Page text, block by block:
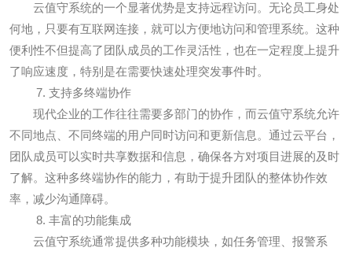
云值守系统的一个显著优势是支持远程访问。无论员工身处
何地，只要有互联网连接，就可以方便地访问和管理系统。这种
便利性不但提高了团队成员的工作灵活性，也在一定程度上提升
了响应速度，特别是在需要快速处理突发事件时。
7. 支持多终端协作
现代企业的工作往往需要多部门的协作，而云值守系统允许
不同地点、不同终端的用户同时访问和更新信息。通过云平台，
团队成员可以实时共享数据和信息，确保各方对项目进展的及时
了解。这种多终端协作的能力，有助于提升团队的整体协作效
率，减少沟通障碍。
8. 丰富的功能集成
云值守系统通常提供多种功能模块，如任务管理、报警系